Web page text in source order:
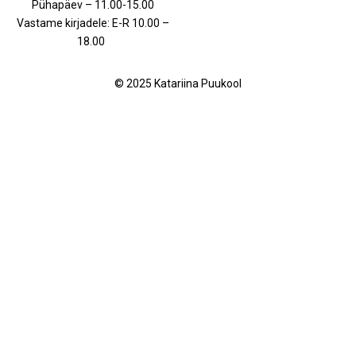
Pühapäev – 11.00-15.00
Vastame kirjadele: E-R 10.00 –
18.00
© 2025 Katariina Puukool